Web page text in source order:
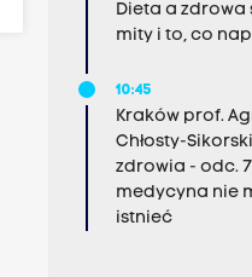
Dieta a zdrowa
mity i to, co
10:45
Kraków prof.
Chłosty-
zdrowia - odc.
medycyna nie
istnieć